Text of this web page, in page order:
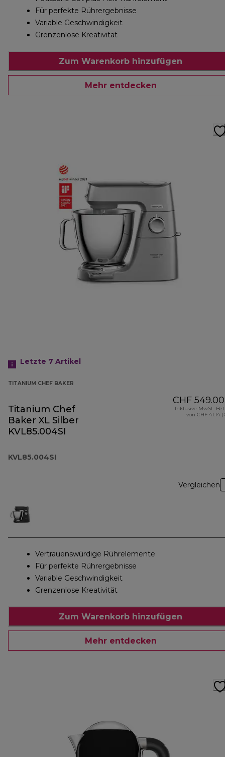
Für perfekte Rührergebnisse
Variable Geschwindigkeit
Grenzenlose Kreativität
Zum Warenkorb hinzufügen
Mehr entdecken
Letzte 7 Artikel
TITANIUM CHEF BAKER
Titanium Chef
Baker XL Silber
KVL85.004SI
KVL85.004SI
CHF 549.00
Inklusive MwSt.-
von CHF 41.14 (
Vergleichen
Vertrauenswürdige Rührelemente
Für perfekte Rührergebnisse
Variable Geschwindigkeit
Grenzenlose Kreativität
Zum Warenkorb hinzufügen
Mehr entdecken